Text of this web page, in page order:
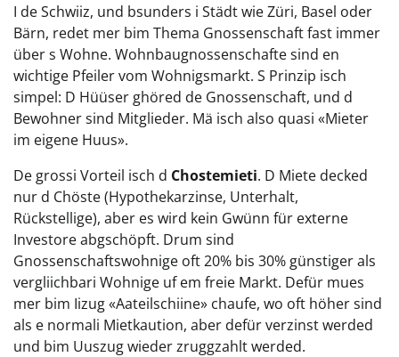
I de Schwiiz, und bsunders i Städt wie Züri, Basel oder
Bärn, redet mer bim Thema Gnossenschaft fast immer
über s Wohne. Wohnbaugnossenschafte sind en
wichtige Pfeiler vom Wohnigsmarkt. S Prinzip isch
simpel: D Hüüser ghöred de Gnossenschaft, und d
Bewohner sind Mitglieder. Mä isch also quasi «Mieter
im eigene Huus».
De grossi Vorteil isch d Chostemieti. D Miete decked
nur d Chöste (Hypothekarzinse, Unterhalt,
Rückstellige), aber es wird kein Gwünn für externe
Investore abgschöpft. Drum sind
Gnossenschaftswohnige oft 20% bis 30% günstiger als
vergliichbari Wohnige uf em freie Markt. Defür mues
mer bim Iizug «Aateilschiine» chaufe, wo oft höher sind
als e normali Mietkaution, aber defür verzinst werded
und bim Uuszug wieder zruggzahlt werded.